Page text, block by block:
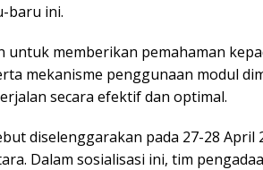
baru ini.
untuk memberikan pemahaman
mekanisme penggunaan modul
secara efektif dan optimal.
diselenggarakan pada 27-28 April
Dalam sosialisasi ini, tim